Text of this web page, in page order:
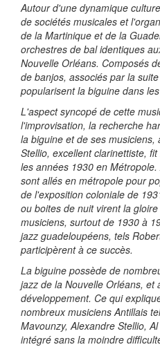
Autour d'une dynamique
de sociétés musicales et
de la Martinique et de la
orchestres de bal identiques
Nouvelle Orléans. Composés
de banjos, associés par la
popularisent la biguine dans
L'aspect syncopé de cette
l'improvisation, la recherche
la biguine et de ses
Stellio, excellent clarinettiste,
les années 1930 en
sont allés en métropole pour
de l'exposition coloniale de
ou boites de nuit virent la
musiciens, surtout de 1930 à
jazz guadeloupéens, tels
participèrent à ce succès.
La biguine possède de
jazz de la Nouvelle Orléans, et
développement. Ce qui
nombreux musiciens Antillais
Mavounzy, Alexandre Stellio,
intégré sans la moindre